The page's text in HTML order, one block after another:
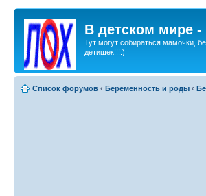
В детском мире
Тут могут собираться мамочки,
детишек!!!:)
Список форумов ‹ Беременность и роды ‹